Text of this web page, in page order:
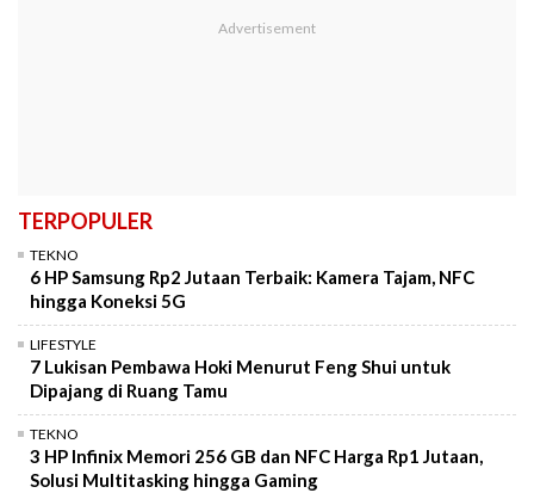
TERPOPULER
TEKNO
6 HP Samsung Rp2 Jutaan Terbaik: Kamera Tajam, NFC
hingga Koneksi 5G
LIFESTYLE
7 Lukisan Pembawa Hoki Menurut Feng Shui untuk
Dipajang di Ruang Tamu
TEKNO
3 HP Infinix Memori 256 GB dan NFC Harga Rp1 Jutaan,
Solusi Multitasking hingga Gaming